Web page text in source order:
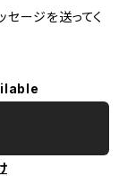
ージを送ってく